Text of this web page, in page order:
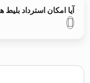
آیا امکان استرداد بلیط